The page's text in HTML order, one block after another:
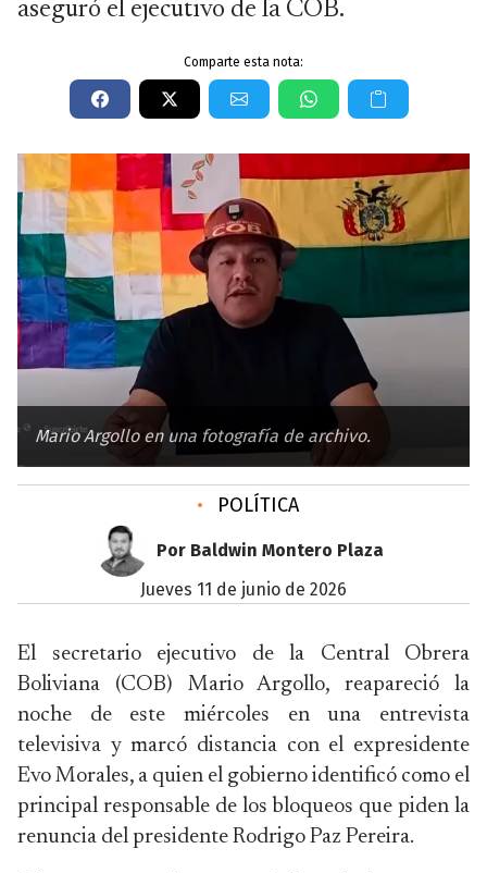
aseguró el ejecutivo de la COB.
Comparte esta nota:
Mario Argollo en una fotografía de archivo.
• POLÍTICA
Por Baldwin Montero Plaza
jueves 11 de junio de 2026
El secretario ejecutivo de la Central Obrera
Boliviana (COB) Mario Argollo, reapareció la
noche de este miércoles en una entrevista
televisiva y marcó distancia con el expresidente
Evo Morales, a quien el gobierno identificó como el
principal responsable de los bloqueos que piden la
renuncia del presidente Rodrigo Paz Pereira.